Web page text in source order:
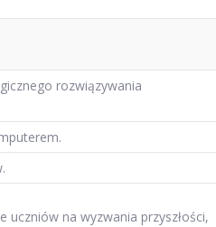
rozwiązywania
na wyzwania przyszłości,